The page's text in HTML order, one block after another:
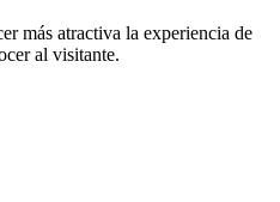
más atractiva la experiencia de
al visitante.